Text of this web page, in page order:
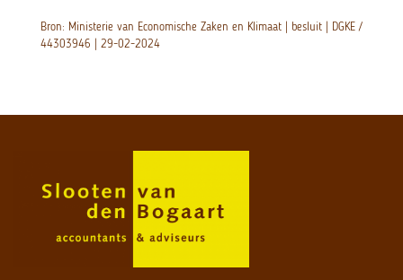
Bron: Ministerie van Economische Zaken en Klimaat | besluit | DGKE /
44303946 | 29-02-2024